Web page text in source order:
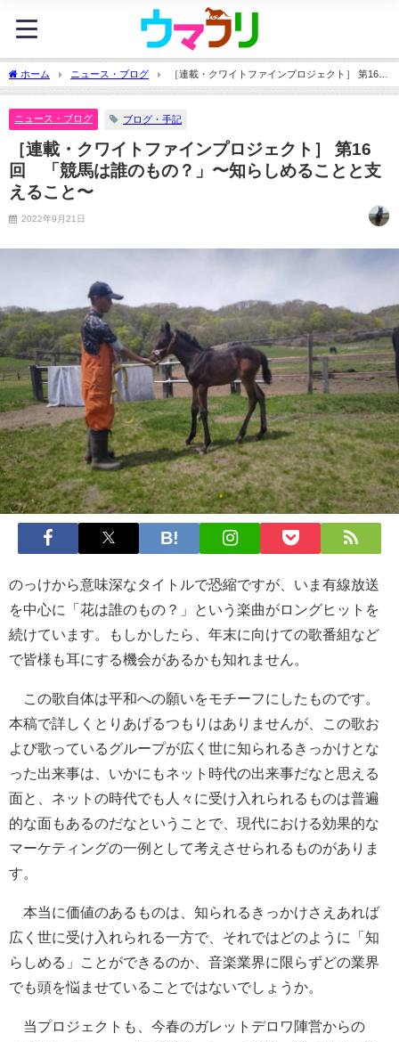
ホーム ニュース・ブログ
［連載・クワイトファインプロジェクト］ 第16
回 「競馬は誰のもの？」〜知らしめることと支えること〜
ニュース・ブログ ブログ・手記
［連載・クワイトファインプロジェクト］ 第16
回 「競馬は誰のもの？」〜知らしめることと支
えること〜
2022年9月21日
のっけから意味深なタイトルで恐縮ですが、いま有線放送
を中心に「花は誰のもの？」という楽曲がロングヒットを
続けています。もしかしたら、年末に向けての歌番組など
で皆様も耳にする機会があるかも知れません。
この歌自体は平和への願いをモチーフにしたものです。
本稿で詳しくとりあげるつもりはありませんが、この歌お
よび歌っているグループが広く世に知られるきっかけとな
った出来事は、いかにもネット時代の出来事だなと思える
面と、ネットの時代でも人々に受け入れられるものは普遍
的な面もあるのだなということで、現代における効果的な
マーケティングの一例として考えさせられるものがありま
す。
本当に価値のあるものは、知られるきっかけさえあれば
広く世に受け入れられる一方で、それではどのように「知
らしめる」ことができるのか、音楽業界に限らずどの業界
でも頭を悩ませていることではないでしょうか。
当プロジェクトも、今春のガレットデロワ陣営からの